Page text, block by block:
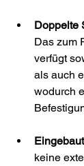
Doppelte
Das zum
verfügt
als auch
wodurch
keine